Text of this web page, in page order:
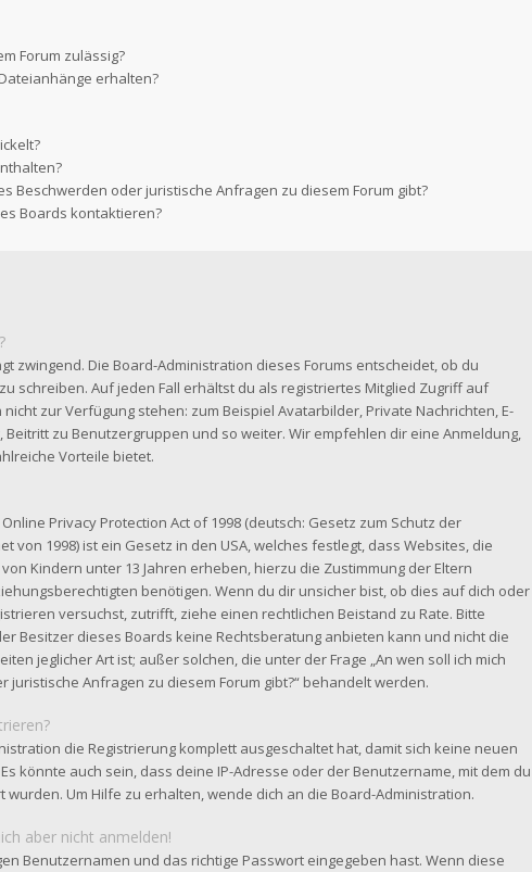
Forum zulässig?
erhalten?
Beschwerden oder juristische Anfragen zu diesem Forum gibt?
Boards kontaktieren?
zwingend. Die Board-Administration dieses Forums entscheidet, ob du
schreiben. Auf jeden Fall erhältst du als registriertes Mitglied Zugriff auf
zur Verfügung stehen: zum Beispiel Avatarbilder, Private Nachrichten, E-
zu Benutzergruppen und so weiter. Wir empfehlen dir eine Anmeldung,
Vorteile bietet.
Privacy Protection Act of 1998 (deutsch: Gesetz zum Schutz der
von 1998) ist ein Gesetz in den USA, welches festlegt, dass Websites, die
Kindern unter 13 Jahren erheben, hierzu die Zustimmung der Eltern
benötigen. Wenn du dir unsicher bist, ob dies auf dich oder
versuchst, zutrifft, ziehe einen rechtlichen Beistand zu Rate. Bitte
Besitzer dieses Boards keine Rechtsberatung anbieten kann und nicht die
jeglicher Art ist; außer solchen, die unter der Frage „An wen soll ich mich
juristische Anfragen zu diesem Forum gibt?“ behandelt werden.
die Registrierung komplett ausgeschaltet hat, damit sich keine neuen
könnte auch sein, dass deine IP-Adresse oder der Benutzername, mit dem du
Um Hilfe zu erhalten, wende dich an die Board-Administration.
aber nicht anmelden!
Benutzernamen und das richtige Passwort eingegeben hast. Wenn diese